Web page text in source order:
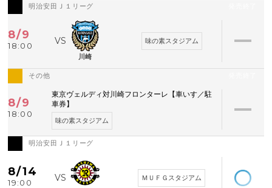
明治安田Ｊ１リーグ
8/9
18:00
川崎
味の素スタジアム
その他
8/9
18:00
東京ヴェルディ対川崎フロンターレ【車いす／駐
車券】
味の素スタジアム
明治安田Ｊ１リーグ
8/14
19:00 ＭＵＦＧスタジアム